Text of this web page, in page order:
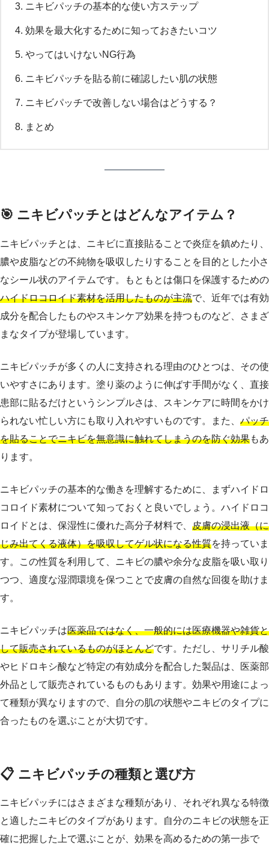
ニキビパッチの基本的な使い方ステップ
効果を最大化するために知っておきたいコツ
やってはいけないNG行為
ニキビパッチを貼る前に確認したい肌の状態
ニキビパッチで改善しない場合はどうする？
まとめ
🎯 ニキビパッチとはどんなアイテム？
ニキビパッチとは、ニキビに直接貼ることで炎症を鎮めたり、
膿や皮脂などの不純物を吸収したりすることを目的とした小さ
なシール状のアイテムです。もともとは傷口を保護するための
ハイドロコロイド素材を活用したものが主流で、近年では有効
成分を配合したものやスキンケア効果を持つものなど、さまざ
まなタイプが登場しています。
ニキビパッチが多くの人に支持される理由のひとつは、その使
いやすさにあります。塗り薬のように伸ばす手間がなく、直接
患部に貼るだけというシンプルさは、スキンケアに時間をかけ
られない忙しい方にも取り入れやすいものです。また、 パッチ
を貼ることでニキビを無意識に触れてしまうのを防ぐ効果もあ
ります。
ニキビパッチの基本的な働きを理解するために、まずハイドロ
コロイド素材について知っておくと良いでしょう。ハイドロコ
ロイドとは、保湿性に優れた高分子材料で、 皮膚の浸出液（に
じみ出てくる液体）を吸収してゲル状になる性質を持っていま
す。この性質を利用して、ニキビの膿や余分な皮脂を吸い取り
つつ、適度な湿潤環境を保つことで皮膚の自然な回復を助けま
す。
ニキビパッチは医薬品ではなく、一般的には医療機器や雑貨と
して販売されているものがほとんどです。ただし、サリチル酸
やヒドロキシ酸など特定の有効成分を配合した製品は、医薬部
外品として販売されているものもあります。効果や用途によっ
て種類が異なりますので、自分の肌の状態やニキビのタイプに
合ったものを選ぶことが大切です。
📋 ニキビパッチの種類と選び方
ニキビパッチにはさまざまな種類があり、それぞれ異なる特徴
と適したニキビのタイプがあります。自分のニキビの状態を正
確に把握した上で選ぶことが、効果を高めるための第一歩で